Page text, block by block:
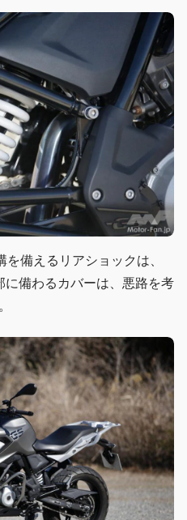
備えるリアショックは、
に備わるカバーは、悪路を考